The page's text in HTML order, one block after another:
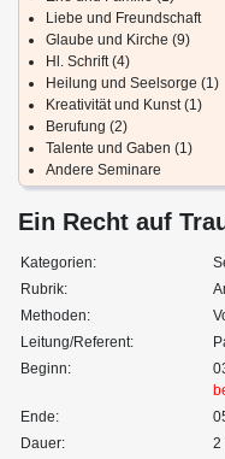
Liebe und Freundschaft
Glaube und Kirche (9)
Hl. Schrift (4)
Heilung und Seelsorge (1)
Kreativität und Kunst (1)
Berufung (2)
Talente und Gaben (1)
Andere Seminare
Ein Recht auf
Kategorien:
Rubrik:
Methoden:
Leitung/Referent:
Beginn:
Ende:
Dauer:
2